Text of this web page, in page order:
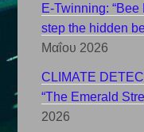
E-Twinning:
step the hidden
Μαΐου 2026
CLIMATE
“The Emerald
2026